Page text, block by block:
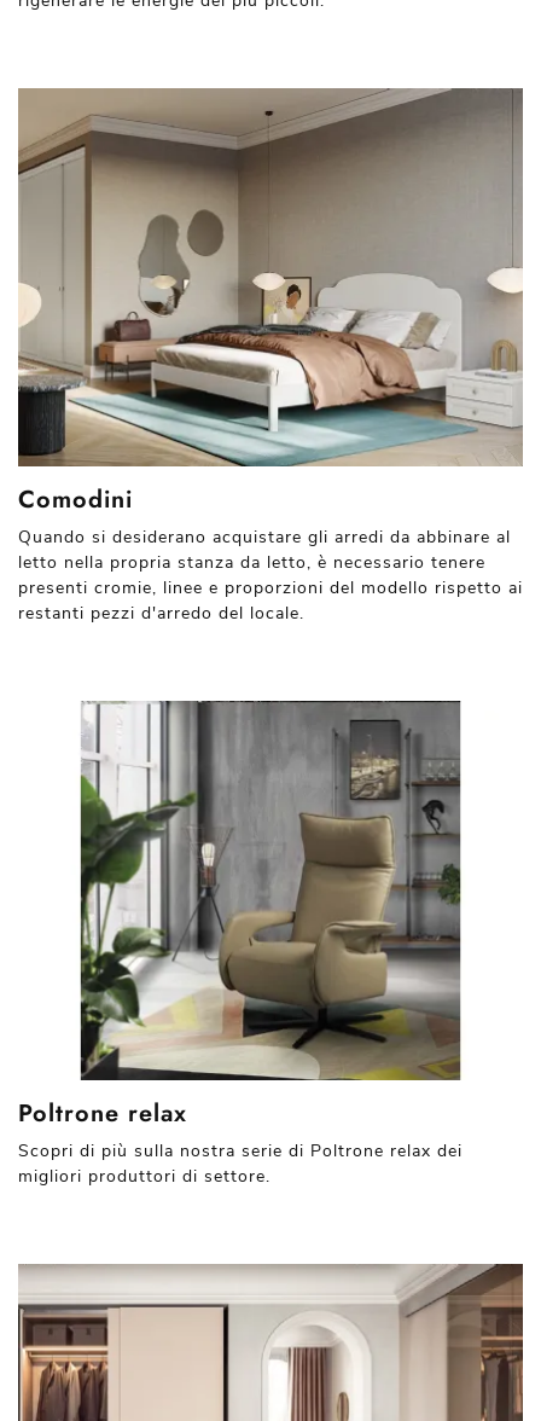
Comodini
Quando si desiderano acquistare gli arredi da abbinare al
letto nella propria stanza da letto, è necessario tenere
presenti cromie, linee e proporzioni del modello rispetto ai
restanti pezzi d'arredo del locale.
Poltrone relax
Scopri di più sulla nostra serie di Poltrone relax dei
migliori produttori di settore.